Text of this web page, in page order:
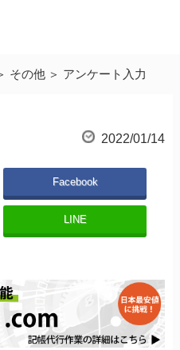
その他 アンケート入力
2022/01/14
Facebook
LINE